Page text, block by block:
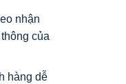
nhận
của
hàng dễ